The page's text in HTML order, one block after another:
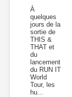
À
quelques
jours de la
sortie de
THIS &
THAT et
du
lancement
du RUN IT
World
Tour, les
hu...